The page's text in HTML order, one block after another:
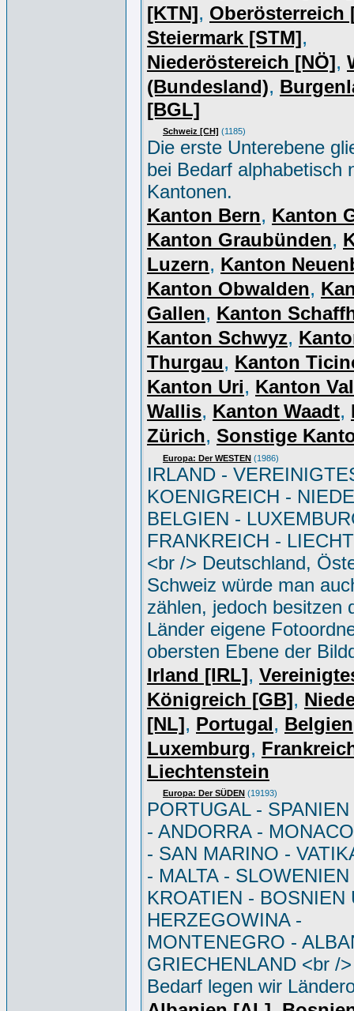
[KTN], Oberösterreich
Steiermark [STM],
Niederöstereich [NÖ],
(Bundesland),
[BGL]
Schweiz [CH] (1185)
Die erste Unterebene
bei Bedarf alphabetisch
Kantonen.
Kanton Bern, Kanton
Kanton Graubünden,
Luzern, Kanton
Kanton Obwalden,
Gallen, Kanton
Kanton Schwyz,
Thurgau, Kanton
Kanton Uri, Kanton
Wallis, Kanton Waadt,
Zürich, Sonstige
Europa: Der WESTEN (1986)
IRLAND -
KOENIGREICH -
BELGIEN -
FRANKREICH -
<br /> Deutschland,
Schweiz würde man
zählen, jedoch besitzen
Länder eigene
obersten Ebene der
Irland [IRL],
Königreich [GB],
[NL], Portugal, Belgien
Luxemburg,
Liechtenstein
Europa: Der SÜDEN (19193)
PORTUGAL -
- ANDORRA -
- SAN MARINO -
- MALTA - SLOWENIEN
KROATIEN - BOSNIEN
HERZEGOWINA -
MONTENEGRO -
GRIECHENLAND <br /
Bedarf legen wir